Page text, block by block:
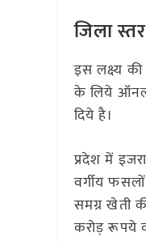
जिला
इस लक्ष्य की
के लिये
दिये है।
प्रदेश में
वर्गीय
समग्र खेती
करोड़ रूपये